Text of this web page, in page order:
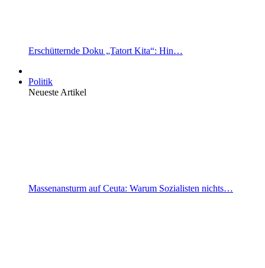
Erschütternde Doku „Tatort Kita“: Hin…
Politik
Neueste Artikel
Massenansturm auf Ceuta: Warum Sozialisten nichts…